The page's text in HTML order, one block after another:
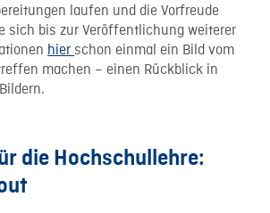
laufen und die Vorfreude
sich bis zur Veröffentlichung weiterer
hierschon einmal ein Bild vom
machen – einen Rückblick in
die Hochschullehre: